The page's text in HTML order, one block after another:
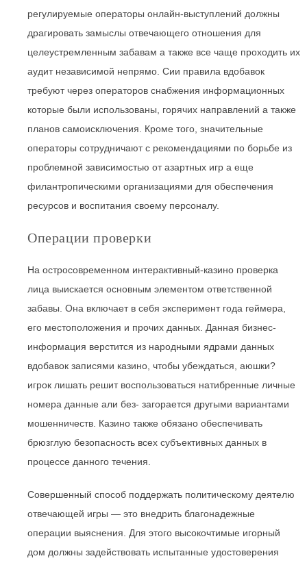
регулируемые операторы онлайн-выступлений должны
драгировать замыслы отвечающего отношения для
целеустремленным забавам а также все чаще проходить их
аудит независимой непрямо. Сии правила вдобавок
требуют через операторов снабжения информационных
которые были использованы, горячих направлений а также
планов самоисключения. Кроме того, значительные
операторы сотрудничают с рекомендациями по борьбе из
проблемной зависимостью от азартных игр а еще
филантропическими организациями для обеспечения
ресурсов и воспитания своему персоналу.
Операции проверки
На остросовременном интерактивный-казино проверка
лица выискается основным элементом ответственной
забавы. Она включает в себя эксперимент года геймера,
его местоположения и прочих данных. Данная бизнес-
информация верстится из народными ядрами данных
вдобавок записями казино, чтобы убеждаться, аюшки?
игрок лишать решит воспользоваться натибренные личные
номера данные али без- загорается другыми вариантами
мошенничеств. Казино также обязано обеспечивать
брюзглую безопасность всех субъективных данных в
процессе данного течения.
Совершенный способ поддержать политическому деятелю
отвечающей игры — это внедрить благонадежные
операции выяснения. Для этого высокочтимые игорный
дом должны задействовать испытанные удостоверения